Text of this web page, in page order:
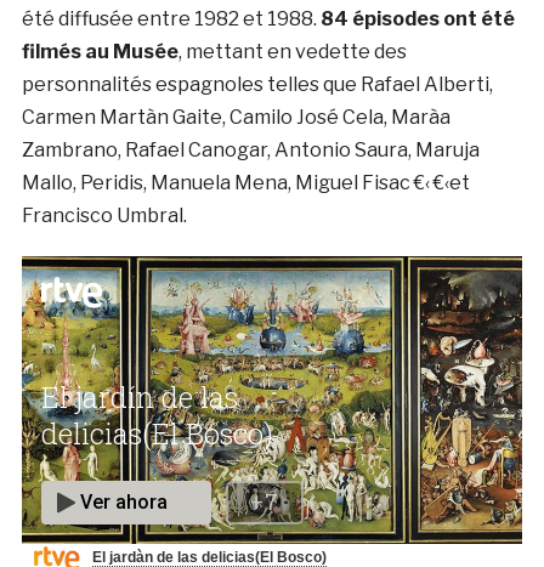
été diffusée entre 1982 et 1988. 84 épisodes ont été
filmés au Musée, mettant en vedette des
personnalités espagnoles telles que Rafael Alberti,
Carmen Martà­n Gaite, Camilo José Cela, Marà­a
Zambrano, Rafael Canogar, Antonio Saura, Maruja
Mallo, Peridis, Manuela Mena, Miguel Fisac €‹ €‹et
Francisco Umbral.
El jardà­n de las delicias(El Bosco)